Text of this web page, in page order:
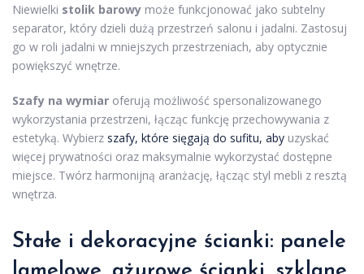
Niewielki stolik barowy może funkcjonować jako subtelny
separator, który dzieli dużą przestrzeń salonu i jadalni. Zastosuj
go w roli jadalni w mniejszych przestrzeniach, aby optycznie
powiększyć wnętrze.
Szafy na wymiar oferują możliwość spersonalizowanego
wykorzystania przestrzeni, łącząc funkcję przechowywania z
estetyką. Wybierz szafy, które sięgają do sufitu, aby uzyskać
więcej prywatności oraz maksymalnie wykorzystać dostępne
miejsce. Twórz harmonijną aranżację, łącząc styl mebli z resztą
wnętrza.
Stałe i dekoracyjne ścianki: panele